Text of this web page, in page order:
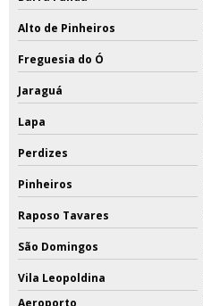
Alto de Pinheiros
Freguesia do Ó
Jaraguá
Lapa
Perdizes
Pinheiros
Raposo Tavares
São Domingos
Vila Leopoldina